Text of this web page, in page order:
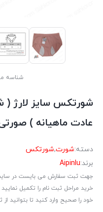
شناسه
شورتکس سایز لارژ
عادت ماهیانه )
دسته:شورت,شورتکس
برند:Aipinlu
جهت ثبت سفارش می بایست در سایت
خرید مراحل ثبت نام را تکمیل
خود را صحیح وارد کنید تا بتوانید